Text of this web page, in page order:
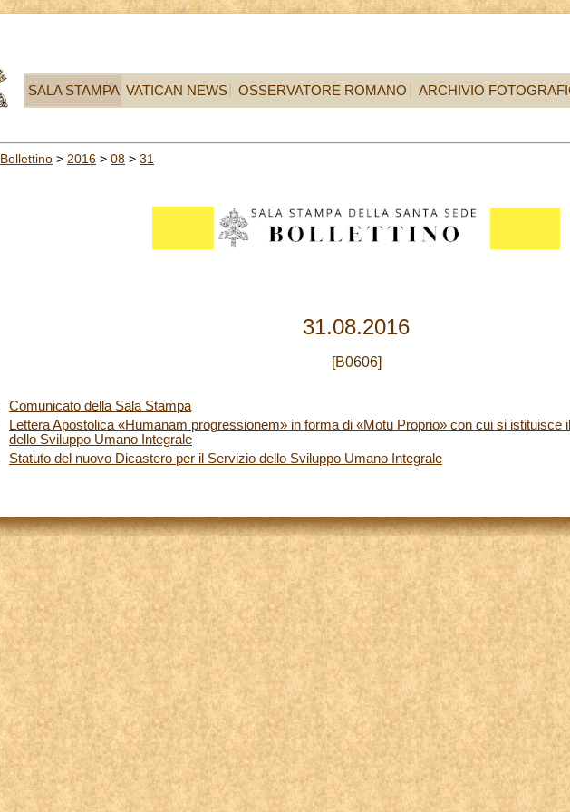
SALA STAMPA VATICAN NEWS OSSERVATORE ROMANO ARCHIVIO
Bollettino > 2016 > 08 > 31
31.08.2016
[B0606]
Comunicato della Sala Stampa
Lettera Apostolica «Humanam progressionem» in forma di «Motu Proprio» con cui si istituisce
dello Sviluppo Umano Integrale
Statuto del nuovo Dicastero per il Servizio dello Sviluppo Umano Integrale